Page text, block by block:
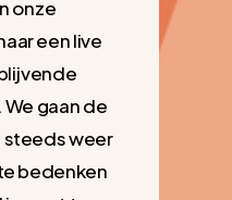
onze
een live
gaan de
steeds weer
bedenken